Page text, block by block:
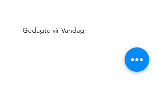
Gedagte vir Vandag